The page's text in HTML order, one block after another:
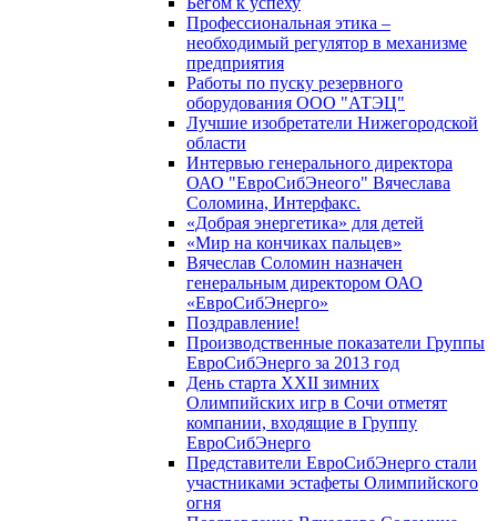
Профессиональная этика –
необходимый регулятор в механизме
предприятия
Работы по пуску резервного
оборудования ООО "АТЭЦ"
Лучшие изобретатели Нижегородской
области
Интервью генерального директора
ОАО "ЕвроСибЭнеого" Вячеслава
Соломина, Интерфакс.
«Добрая энергетика» для детей
«Мир на кончиках пальцев»
Вячеслав Соломин назначен
генеральным директором ОАО
«ЕвроСибЭнерго»
Поздравление!
Производственные показатели Группы
ЕвроСибЭнерго за 2013 год
День старта XXII зимних
Олимпийских игр в Сочи отметят
компании, входящие в Группу
ЕвроСибЭнерго
Представители ЕвроСибЭнерго стали
участниками эстафеты Олимпийского
огня